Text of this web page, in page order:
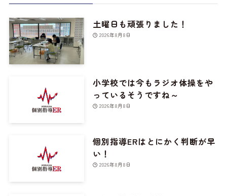
土曜日も頑張りました！
2026年8月8日
小学校では今もラジオ体操をや
っているそうですね～
2026年8月8日
個別指導ERはとにかく判断が早
い！
2026年8月8日